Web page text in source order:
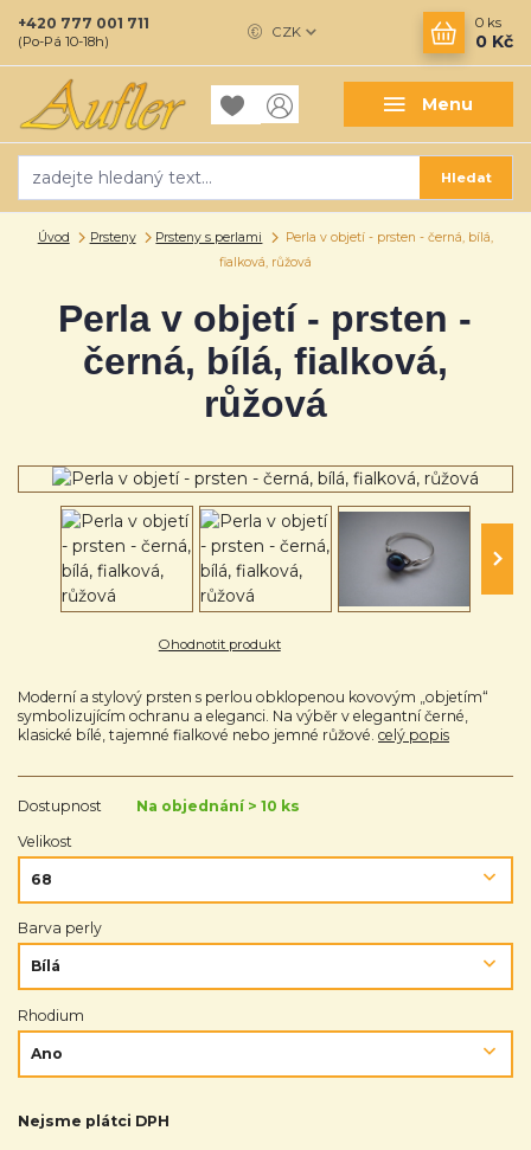
Menu
CZK
Hledat
+420 777 001 711
(Po-Pá 10-18h)
0 ks
0 Kč
Úvod Prsteny Prsteny s perlami
Perla v objetí - prsten - černá, bílá,
fialková, růžová
Perla v objetí - prsten -
černá, bílá, fialková,
růžová
Ohodnotit produkt
Moderní a stylový prsten s perlou obklopenou kovovým „objetím“
symbolizujícím ochranu a eleganci. Na výběr v elegantní černé,
klasické bílé, tajemné fialkové nebo jemné růžové. celý popis
Dostupnost
Na objednání > 10 ks
Velikost
Barva perly
Rhodium
Nejsme plátci DPH